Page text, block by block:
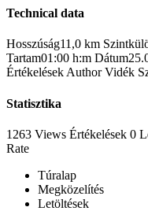
Technical data
Hosszúság11,0 km
Tartam01:00 h:m Dátum
Értékelések Author Vidék
Statisztika
1263 Views Értékelések 0
Rate
Túralap
Megközelítés
Letöltések